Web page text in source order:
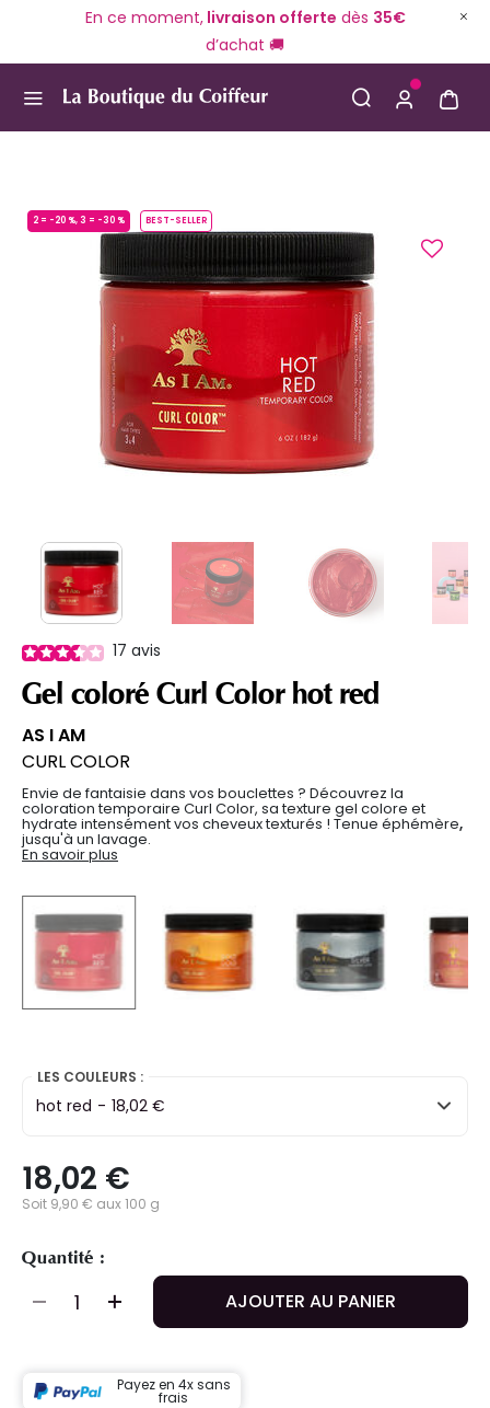
En ce moment,livraison offerte dès 35€
d’achat 🚚
2 = -20 %, 3 = -30 % BEST-SELLER
17 avis
Gel coloré Curl Color hot red
AS I AM
CURL COLOR
Envie de fantaisie dans vos bouclettes ? Découvrez la
coloration temporaire Curl Color, sa texture gel colore et
hydrate intensément vos cheveux texturés ! Tenue éphémère,
jusqu'à un lavage.
En savoir plus
selected
LES COULEURS :
hot red - 18,02 €
18,02 €
Soit 9,90 € aux 100 g
Quantité :
AJOUTER AU PANIER
Payez en 4x sans
frais